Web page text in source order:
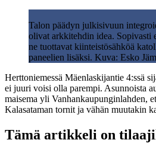
Talon päädyn julkisivuun
olivat arkkitehdin idea. Sopivasti
ne tuottavat kiinteistösähköä
paneelien lisäksi. Kuva: Esko
Herttoniemessä Mäenlaskijantie 4:ssä
ei juuri voisi olla parempi. Asunnoista
maisema yli Vanhankaupunginlahden,
Kalasataman tornit ja vähän muutakin
Tämä artikkeli on